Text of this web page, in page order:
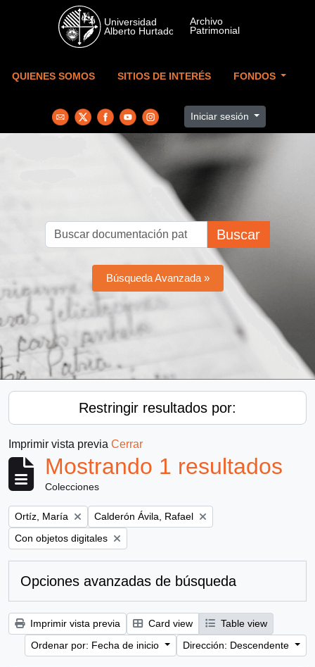
Skip to main content
QUIENES SOMOS SITIOS DE INTERÉS FONDOS
Iniciar sesión
Buscar
Búsqueda Avanzada »
Restringir resultados por:
Imprimir vista previa Cerrar
Mostrando 1 resultados
Colecciones
Remove filter:
Ortíz, María Remove filter:
Calderón Ávila, Rafael
Remove filter:
Con objetos digitales
Opciones avanzadas de búsqueda
Imprimir vista previa Card view
Table view
Ordenar por: Fecha de inicio
Dirección: Descendente